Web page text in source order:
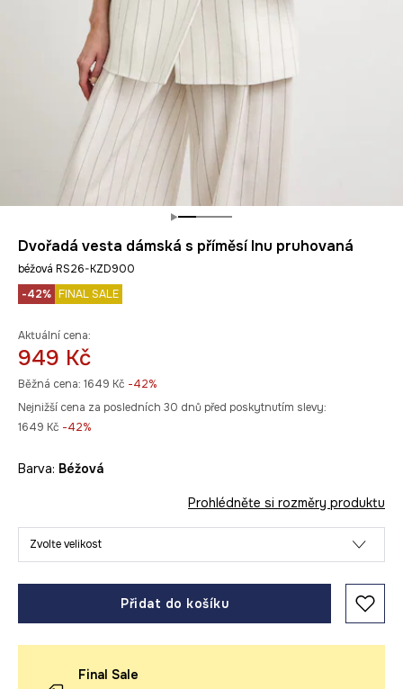
Dvořadá vesta dámská s příměsí lnu pruhovaná
béžová RS26-KZD900
-42% FINAL SALE
Aktuální cena:
949 Kč
Běžná cena: 1649 Kč -42%
Nejnižší cena za posledních 30 dnů před poskytnutím slevy:
1649 Kč -42%
Barva: béžová
Prohlédněte si rozměry produktu
Zvolte velikost
Přidat do košíku
Final Sale